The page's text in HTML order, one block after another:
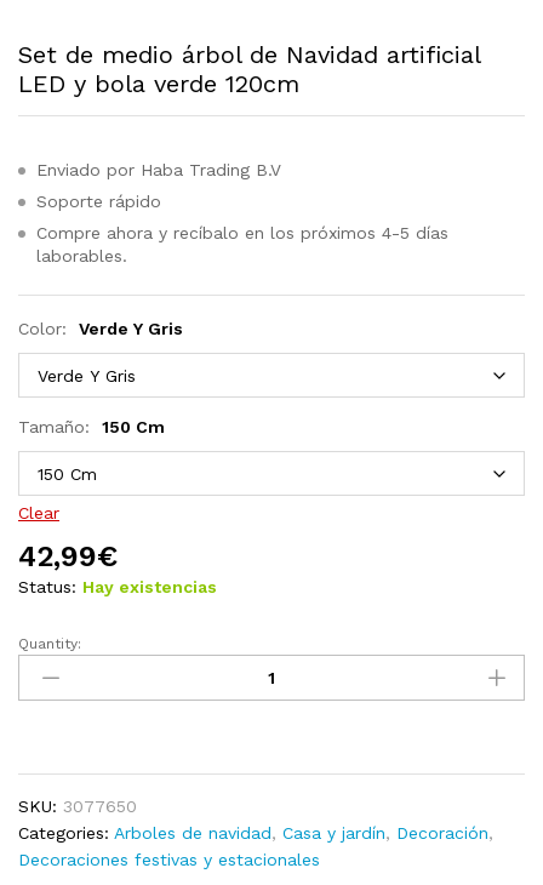
Set de medio árbol de Navidad artificial
LED y bola verde 120cm
Enviado por Haba Trading B.V
Soporte rápido
Compre ahora y recíbalo en los próximos 4-5 días
laborables.
Color: Verde Y Gris
Tamaño: 150 Cm
Clear
42,99€
Status: Hay existencias
Set
medio
artificial
LED
y
Quantity:
SKU: 3077650
Categories: Arboles de navidad, Casa y jardín, Decoración,
Decoraciones festivas y estacionales